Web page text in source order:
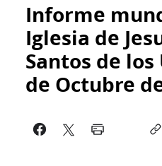
Informe
Iglesia de
Santos de
de Octubre